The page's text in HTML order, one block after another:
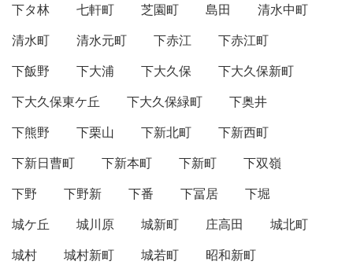
下タ林
七軒町 芝園町 島田
清水中町
清水町
清水元町 下赤江
下赤江町
下飯野
下大浦 下大久保
下大久保新町
下大久保東ケ丘
下大久保緑町
下奥井
下熊野
下栗山 下新北町
下新西町
下新日曹町
下新本町 下新町
下双嶺
下野
下野新 下番 下冨居
下堀
城ケ丘
城川原 城新町 庄高田
城北町
城村
城村新町 城若町
昭和新町